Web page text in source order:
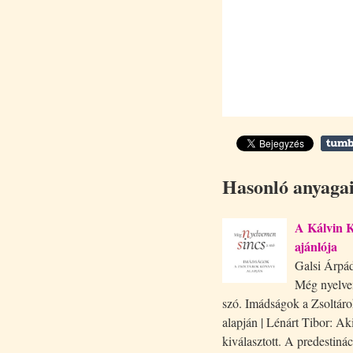
Hasonló
A Kálvin
ajánlója
Galsi
Még
szó. Imádságok a
alapján | Lénárt Tibor:
kiválasztott. A